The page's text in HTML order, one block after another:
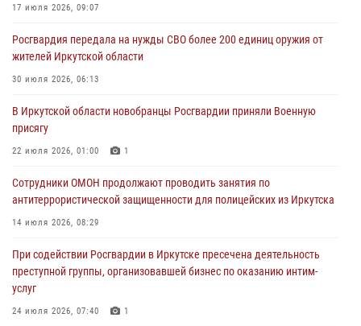
Дню Воздушно-десантных войск в Иркутской области
03 августа 2026, 03:32
сердца к сердцу» (видео)
31 июля 2026, 04:37
пропавшую пожилую женщину в Иркутске
30 июля 2026, 07:37
17 июля 2026, 09:07
Росгвардия передала на нужды СВО более 200 единиц оружия от
жителей Иркутской области
30 июля 2026, 06:13
В Иркутской области новобранцы Росгвардии приняли Военную
присягу
22 июля 2026, 01:00 1
Сотрудники ОМОН продолжают проводить занятия по
антитеррористической защищенности для полицейских из Иркутска
14 июля 2026, 08:29
При содействии Росгвардии в Иркутске пресечена деятельность
преступной группы, организовавшей бизнес по оказанию интим-
услуг
24 июля 2026, 07:40 1